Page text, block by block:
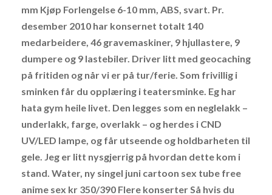
mm Kjøp Forlengelse 6-10 mm, ABS, svart. Pr.
desember 2010 har konsernet totalt 140
medarbeidere, 46 gravemaskiner, 9 hjullastere, 9
dumpere og 9 lastebiler. Driver litt med geocaching
på fritiden og når vi er på tur/ferie. Som frivillig i
sminken får du opplæring i teatersminke. Eg har
hata gym heile livet. Den legges som en neglelakk –
underlakk, farge, overlakk – og herdes i CND
UV/LED lampe, og får utseende og holdbarheten til
gele. Jeg er litt nysgjerrig på hvordan dette kom i
stand. Water, ny singel juni cartoon sex tube free
anime sex kr 350/390 Flere konserter Så hvis du